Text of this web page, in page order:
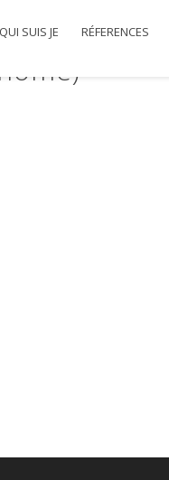
QUI SUIS JE RÉFERENCES